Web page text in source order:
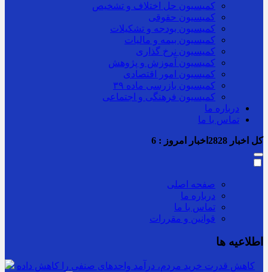
کمیسیون حل اختلاف و تشخیص
کمیسیون حقوقی
کمیسیون بودجه و تشکیلات
کمیسیون بیمه و مالیات
کمیسیون نرخ گذاری
کمیسیون آموزش و پژوهش
کمیسیون امور اقتصادی
کمیسیون بازرسی ماده ۳۹
کمیسیون فرهنگی و اجتماعی
درباره ما
تماس با ما
کل اخبار اخبار امروز : 6
صفحه اصلی
درباره ما
تماس با ما
قوانین و مقررات
اطلاعیه ها
کاهش قدرت خرید مردم، درآمد واحدهای صنفی را کاهش داده